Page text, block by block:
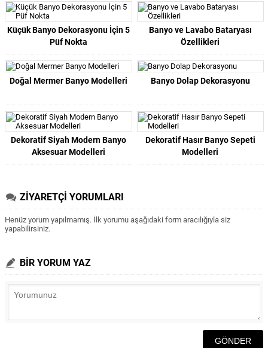
Küçük Banyo Dekorasyonu İçin 5
Püf Nokta
Banyo ve Lavabo Bataryası
Özellikleri
Doğal Mermer Banyo Modelleri Banyo Dolap Dekorasyonu
Dekoratif Siyah Modern Banyo
Aksesuar Modelleri
Dekoratif Hasır Banyo Sepeti
Modelleri
ZİYARETÇİ YORUMLARI
Henüz yorum yapılmamış. İlk yorumu aşağıdaki form aracılığıyla siz
yapabilirsiniz.
BİR YORUM YAZ